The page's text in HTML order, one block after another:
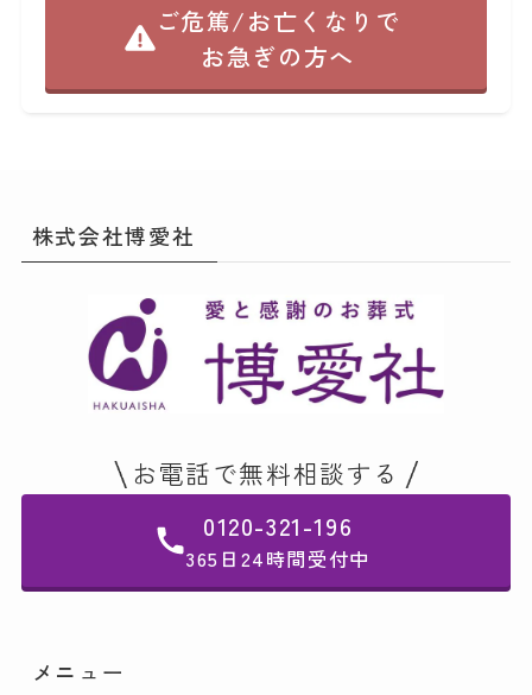
ご危篤/お亡くなりで
お急ぎの方へ
株式会社博愛社
お電話で無料相談する
0120-321-196
365日24時間受付中
メニュー